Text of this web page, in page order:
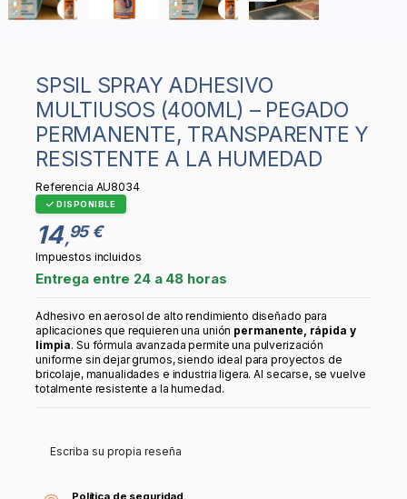
SPSIL SPRAY ADHESIVO
MULTIUSOS (400ML) – PEGADO
PERMANENTE, TRANSPARENTE Y
RESISTENTE A LA HUMEDAD
Referencia AU8034
DISPONIBLE
14 ,95 €
Impuestos incluidos
Entrega entre 24 a 48 horas
Adhesivo en aerosol de alto rendimiento diseñado para
aplicaciones que requieren una unión permanente, rápida y
limpia. Su fórmula avanzada permite una pulverización
uniforme sin dejar grumos, siendo ideal para proyectos de
bricolaje, manualidades e industria ligera. Al secarse, se vuelve
totalmente resistente a la humedad.
Escriba su propia reseña
Política de seguridad.